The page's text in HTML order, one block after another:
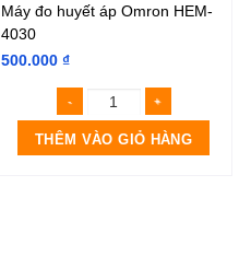
Máy đo huyết áp Omron HEM-
4030
500.000 ₫
THÊM VÀO GIỎ HÀNG